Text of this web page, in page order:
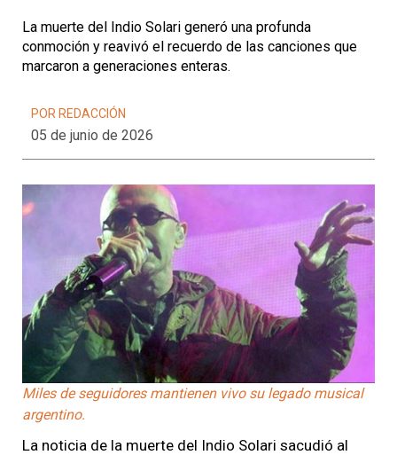
La muerte del Indio Solari generó una profunda
conmoción y reavivó el recuerdo de las canciones que
marcaron a generaciones enteras.
POR REDACCIÓN
05 de junio de 2026
Miles de seguidores mantienen vivo su legado musical
argentino.
La noticia de la muerte del Indio Solari sacudió al